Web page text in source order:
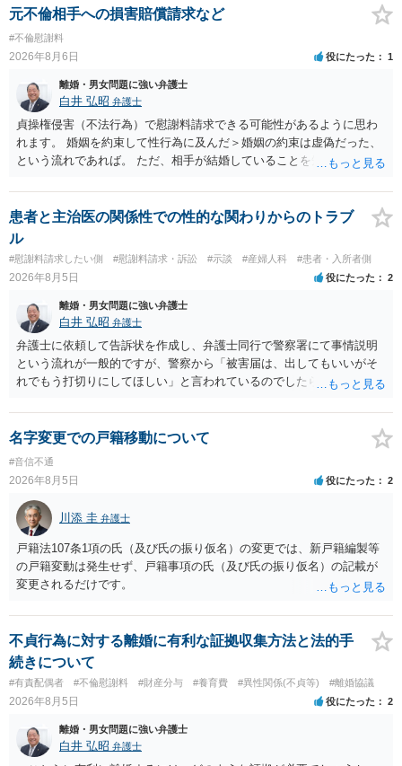
になるような条件提示をする等、模索するほかありません（極端な話
をいえば、夫から「この条件なら離婚してもよい」として提示された
条件を全部丸呑みする、という方法しかないかもしれません）。た
だ、離婚訴訟をしたくないという考えを見透かされてしまうと、逆に
足下を見られてしまいますので、注意する必要があります。 夫が離婚
に抵抗する可能性が高いのであれば、むしろ淡々と調停不成立にして
離婚訴訟で離婚原因を主張し、判決へ持っていく方が近道であること
も少なくありません。見通し等を含め、弁護士へ相談・依頼した方が
よいと思います。
元不倫相手への損害賠償請求など
#不倫慰謝料
2026年8月6日 役にたった 1
離婚・男女問題に強い弁護士
白井 弘昭 弁護士
貞操権侵害（不法行為）で慰謝料請求できる可能性があるように思わ
れます。 婚姻を約束して性行為に及んだ＞婚姻の約束は虚偽だった、
という流れであれば。 ただ、相手が結婚していることを知って行為に
性も認められそうですので、あまり慰謝料は高額にならないように思
われます。 一度、最寄りの弁護士に相談してみてください。
患者と主治医の関係性での性的な関わりからのトラブ
ル
#慰謝料請求したい側 #慰謝料請求・訴訟 #示談 #産婦人科 #患者・入所者側
2026年8月5日 役にたった 2
離婚・男女問題に強い弁護士
白井 弘昭 弁護士
弁護士に依頼して告訴状を作成し、弁護士同行で警察署にて事情説明
という流れが一般的ですが、警察から「被害届は、出してもいいがそ
れでもう打切りにしてほしい」と言われているのでしたら、あまり結
検察庁に訴えるのもありかもしれないですが、実際に捜査をするの
は、結局所轄だと思われますので、やはり結論は変わらないかもしれ
ないです。 一度、最寄りの「刑事に強い」とうたっている弁護士に相
談してみてはいかがでしょうか。 以上、ご参考まで。
名字変更での戸籍移動について
#音信不通
2026年8月5日 役にたった 2
川添 圭 弁護士
戸籍法107条1項の氏（及び氏の振り仮名）の変更では、新戸籍編製等
の戸籍変動は発生せず、戸籍事項の氏（及び氏の振り仮名）の記載が
変更されるだけです。
不貞行為に対する離婚に有利な証拠収集方法と法的手
続きについて
#有責配偶者 #不倫慰謝料 #財産分与 #養育費 #異性関係(不貞等) #離婚協議
2026年8月5日 役にたった 2
離婚・男女問題に強い弁護士
白井 弘昭 弁護士